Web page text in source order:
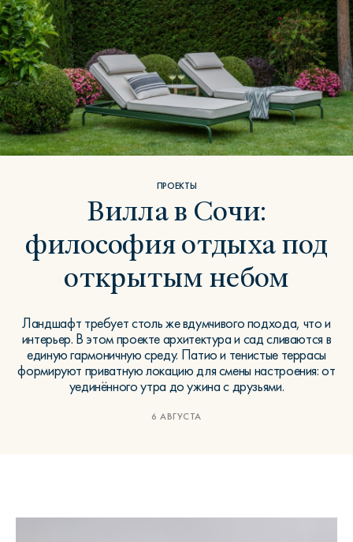
ПРОЕКТЫ
Вилла в Сочи:
философия отдыха под
открытым небом
Ландшафт требует столь же вдумчивого подхода, что и
интерьер. В этом проекте архитектура и сад сливаются в
единую гармоничную среду. Патио и тенистые террасы
формируют приватную локацию для смены настроения: от
уединённого утра до ужина с друзьями.
6 АВГУСТА